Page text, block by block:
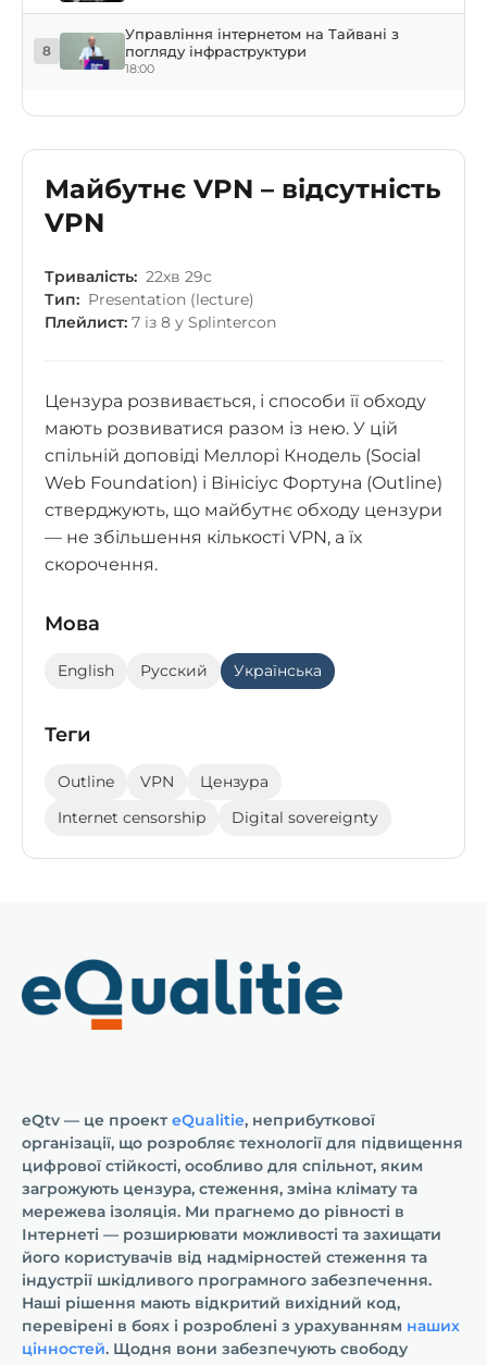
Майбутнє VPN – відсутність
VPN
Тривалість: 22хв 29с
Тип: Presentation (lecture)
Плейлист: 7 із 8 у Splintercon
Цензура розвивається, і способи її обходу
мають розвиватися разом із нею. У цій
спільній доповіді Меллорі Кнодель (Social
Web Foundation) і Вінісіус Фортуна (Outline)
стверджують, що майбутнє обходу цензури
— не збільшення кількості VPN, а їх
скорочення.
Мова
English Русский Українська
Теги
Outline VPN
Цензура
Internet censorship
Digital sovereignty
8
Управління інтернетом на Тайвані з
погляду інфраструктури
18:00
eQtv — це проект eQualitie, неприбуткової
організації, що розробляє технології для підвищення
цифрової стійкості, особливо для спільнот, яким
загрожують цензура, стеження, зміна клімату та
мережева ізоляція. Ми прагнемо до рівності в
Інтернеті — розширювати можливості та захищати
його користувачів від надмірностей стеження та
індустрії шкідливого програмного забезпечення.
Наші рішення мають відкритий вихідний код,
перевірені в боях і розроблені з урахуванням наших
цінностей. Щодня вони забезпечують свободу